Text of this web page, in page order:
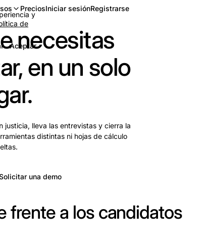
PreciosIniciar sesiónRegistrarse
necesitas
en un solo
justicia, lleva las entrevistas y cierra la
distintas ni hojas de cálculo
una demo
frente a los candidatos
y
de
Aceptar